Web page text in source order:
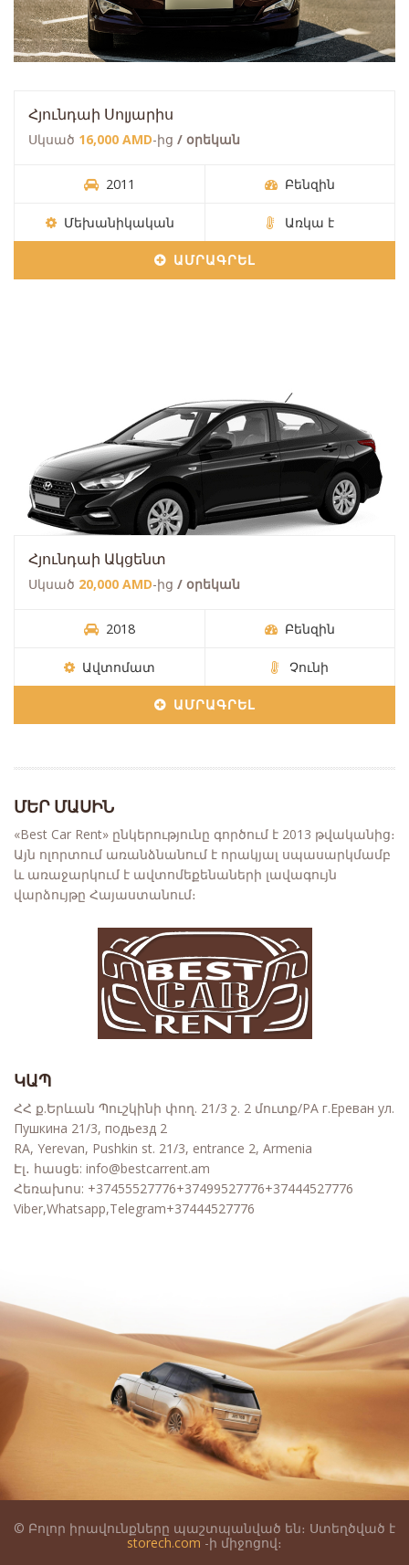
Հյունդաի Սոլյարիս
Սկսած 16,000 AMD-ից / օրեկան
2011 Բենզին
Մեխանիկական Առկա է
ԱՄՐԱԳՐԵԼ
Հյունդաի Ակցենտ
Սկսած 20,000 AMD-ից / օրեկան
2018 Բենզին
Ավտոմատ Չունի
ԱՄՐԱԳՐԵԼ
ՄԵՐ ՄԱՍԻՆ
«Best Car Rent» ընկերությունը գործում է 2013 թվականից։
Այն ոլորտում առանձնանում է որակյալ սպասարկմամբ
և առաջարկում է ավտոմեքենաների լավագույն
վարձույթը Հայաստանում։
ԿԱՊ
ՀՀ ք.Երևան Պուշկինի փող. 21/3 շ. 2 մուտք/РА г.Ереван ул.
Пушкина 21/3, подьезд 2
RA, Yerevan, Pushkin st. 21/3, entrance 2, Armenia
Էլ․ հասցե: info@bestcarrent.am
Հեռախոս: +37455527776+37499527776+37444527776
Viber,Whatsapp,Telegram+37444527776
© Բոլոր իրավունքները պաշտպանված են։ Ստեղծված է
storech.com -ի միջոցով։